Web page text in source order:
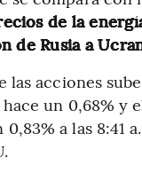
de la
de Rusia a
las acciones
un 0,68% y
a las 8:41